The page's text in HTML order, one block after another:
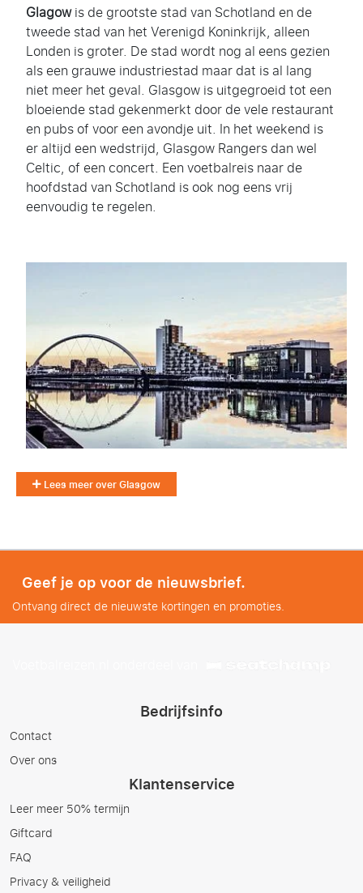
Glagowis de grootste stad van Schotland en de
tweede stad van het Verenigd Koninkrijk, alleen
Londen is groter. De stad wordt nog al eens gezien
als een grauwe industriestad maar dat is al lang
niet meer het geval. Glasgow is uitgegroeid tot een
bloeiende stad gekenmerkt door de vele restaurant
en pubs of voor een avondje uit. In het weekend is
er altijd een wedstrijd, Glasgow Rangers dan wel
Celtic, of een concert. Een voetbalreis naar de
hoofdstad van Schotland is ook nog eens vrij
eenvoudig te regelen.
Lees meer over Glasgow
Geef je op voor de nieuwsbrief.
Ontvang direct de nieuwste kortingen en promoties.
Bedrijfsinfo
Contact
Over ons
Klantenservice
Leer meer 50% termijn
Giftcard
FAQ
Privacy & veiligheid